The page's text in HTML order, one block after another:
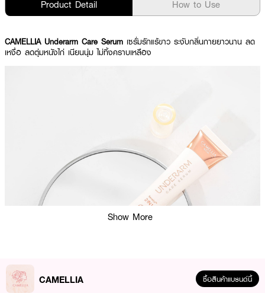
Product Detail How to Use
CAMELLIA Underarm Care Serum เซรั่มรักแร้ขาว ระงับกลิ่นกายยาวนาน ลด
เหงื่อ ลดตุ่มหนังไก่ เนียนนุ่ม ไม่ทิ้งคราบเหลือง
Show More
CAMELLIA ซื้อสินค้าแบรนด์นี้